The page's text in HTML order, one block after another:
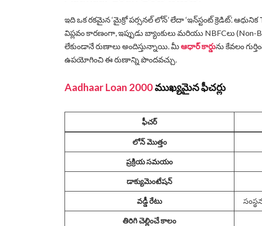
ఇది ఒక రకమైన ‘మైక్రో పర్సనల్ లోన్’ లేదా ‘ఇన్‌స్టంట్ క్రెడిట్’. ఆధునిక
విప్లవం కారణంగా, ఇప్పుడు బ్యాంకులు మరియు NBFCలు (Non-
లేకుండానే రుణాలు అందిస్తున్నాయి. మీఆధార్ కార్డును కేవలం
ఉపయోగించి ఈ రుణాన్ని పొందవచ్చు.
Aadhaar Loan 2000ముఖ్యమైన ఫీచర్లు
ఫీచర్
లోన్ మొత్తం
ప్రక్రియ సమయం
డాక్యుమెంటేషన్
వడ్డీ రేటు
తిరిగి చెల్లించే కాలం